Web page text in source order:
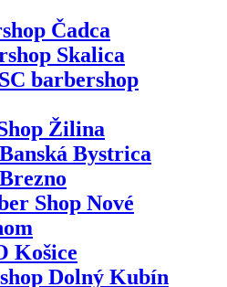
Čadca
Skalica
barbershop
Žilina
Bystrica
Shop Nové
Košice
Dolný Kubín